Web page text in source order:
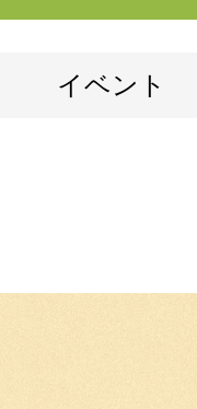
イベント